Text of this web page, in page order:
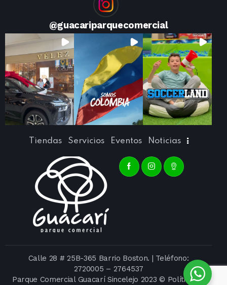
@guacariparquecomercial
Tiendas Servicios Eventos Noticias
Calle 28 # 25B-365 Barrio Boston. | Teléfono:
2720005 – 2764537
Parque Comercial Guacarí Sincelejo 2023 © Política de